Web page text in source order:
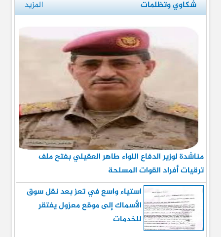
شكاوي وتظلمات المزيد
مناشدة لوزير الدفاع اللواء طاهر العقيلي بفتح ملف
ترقيات أفراد القوات المسلحة
استياء واسع في تعز بعد نقل سوق
الأسماك إلى موقع معزول يفتقر
للخدمات